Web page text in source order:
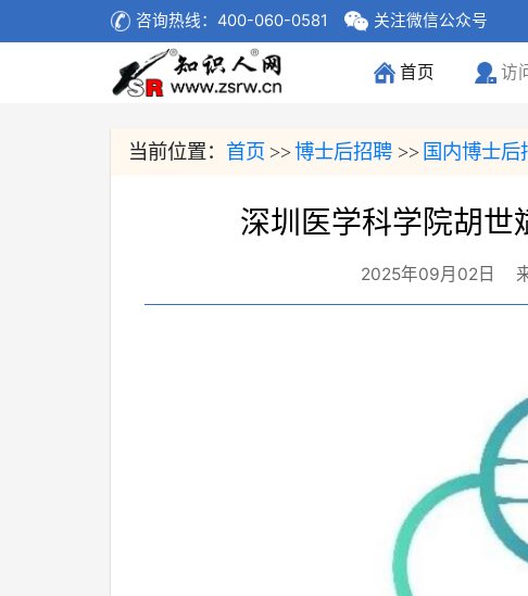
咨询热线：400-060-0581 关注微信公众号
首页
(current)
访
当前位置： 首页 >>博士后招聘 >> 国内博士后
深圳医学科学院胡
2025年09月02日